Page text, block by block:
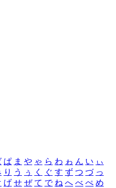
ぱ ま や ゃ ら わ ゎ ん い ぃ
り う ぅ く ぐ す ず つ づ っ
げ せ ぜ て で ね へ べ ぺ め